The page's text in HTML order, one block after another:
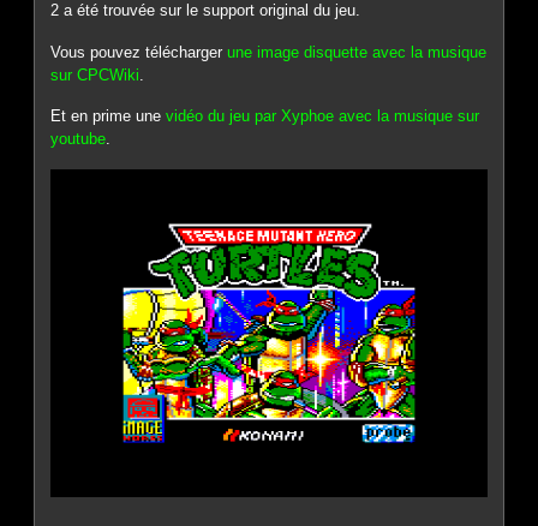
2 a été trouvée sur le support original du jeu.
Vous pouvez téléchargerune image disquette avec la musique
sur CPCWiki
Et en prime unevidéo du jeu par Xyphoe avec la musique sur
youtube.